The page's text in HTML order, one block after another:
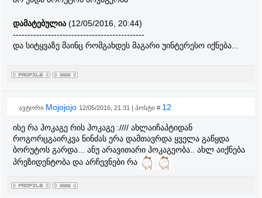
დამატებულია (12/05/2016, 20:44)
---------------------------------------------
და სიტყვაზე მაინც რომგახდეს მაგარი უინტერესო იქნება...
ავტორი Mojojojo 12/05/2016, 21:31 | პოსტი # 12
ისე რა ჰოკაგე რის ჰოკაგე ://// ახლაიჩაპტიდან
როგორცგაირკვა ნინძას ერა დამთავრდა ყველა გაწყდა
ბორუტოს გარდა... ანუ არავითარი ჰოკაგეობა.. ახლ აიქნება
პრეზიდენტობა და არჩევნები რა